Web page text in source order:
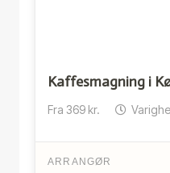
Kaffesmagning i
Fra 369 kr.
ARRANGØR